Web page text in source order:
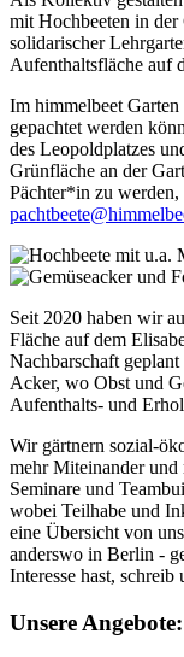
mit Hochbeeten in der
solidarischer
Aufenthaltsfläche auf
Im himmelbeet
gepachtet werden
des Leopoldplatzes
Grünfläche an der
Pächter*in zu werden,
Seit 2020 haben wir
Fläche auf dem
Nachbarschaft
Acker, wo Obst und
Aufenthalts- und
Wir gärtnern sozial-
mehr Miteinander und
Seminare und
wobei Teilhabe und
eine Übersicht von
anderswo in Berlin -
Interesse hast, schreib
Unsere